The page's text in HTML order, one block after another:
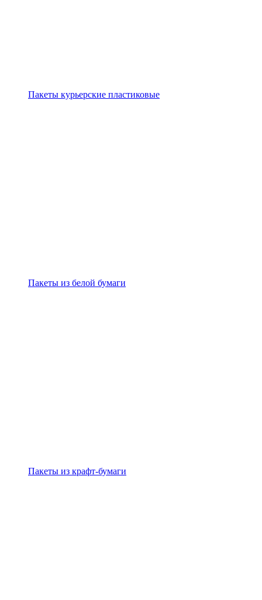
Пакеты курьерские пластиковые
Пакеты из белой бумаги
Пакеты из крафт-бумаги